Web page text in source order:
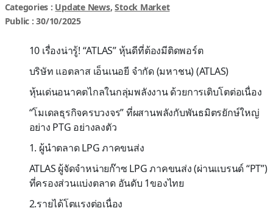
Categories : Update News,Stock Market
Public : 30/10/2025
10 เรื่องน่ารู้! “ATLAS”หุ้นดีที่ต้องมีติดพอร์ต
บริษัท แอตลาส เอ็นเนอยี จำกัด (มหาชน) (ATLAS)
หุ้นเด่นอนาคตไกลในกลุ่มพลังงาน ด้วยการเติบโตต่อเนื่อง
“โมเดลธุรกิจครบวงจร” ที่ผสานพลังกับพันธมิตรยักษ์ใหญ่
อย่าง PTG อย่างลงตัว
1. ผู้นำตลาดLPGภาคขนส่ง
ATLAS ผู้จัดจำหน่ายก๊าซ LPGภาคขนส่ง (ผ่านแบรนด์ “PT”)
ที่ครองส่วนแบ่งตลาด อันดับ 1ของไทย
2.รายได้โตแรงต่อเนื่อง